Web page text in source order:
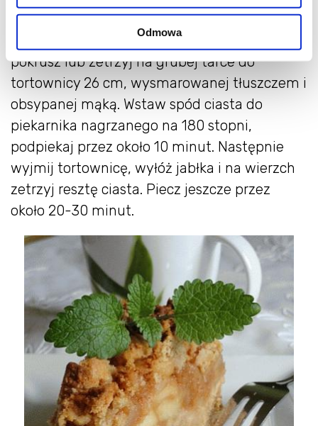
Odmowa
cynamonem.
Ciasto podziel na 2/3 i 1/3. Większą część
pokrusz lub zetrzyj na grubej tarce do
tortownicy 26 cm, wysmarowanej tłuszczem i
obsypanej mąką. Wstaw spód ciasta do
piekarnika nagrzanego na 180 stopni,
podpiekaj przez około 10 minut. Następnie
wyjmij tortownicę, wyłóż jabłka i na wierzch
zetrzyj resztę ciasta. Piecz jeszcze przez
około 20-30 minut.